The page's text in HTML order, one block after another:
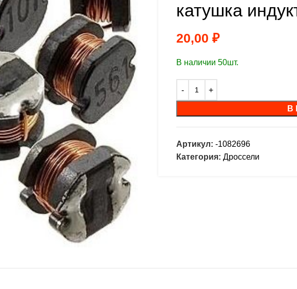
катушка
20,00 ₽
В наличии 50шт.
В
Артикул: -1082696
Категория: Дроссели